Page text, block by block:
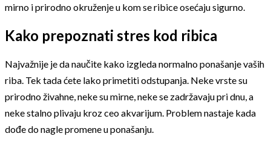
mirno i prirodno okruženje u kom se ribice osećaju sigurno.
Kako prepoznati stres kod ribica
Najvažnije je da naučite kako izgleda normalno ponašanje vaših
riba. Tek tada ćete lako primetiti odstupanja. Neke vrste su
prirodno živahne, neke su mirne, neke se zadržavaju pri dnu, a
neke stalno plivaju kroz ceo akvarijum. Problem nastaje kada
dođe do nagle promene u ponašanju.